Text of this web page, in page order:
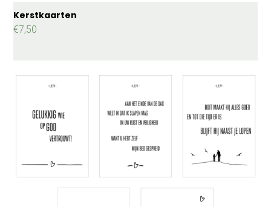
Kerstkaarten
€7,50